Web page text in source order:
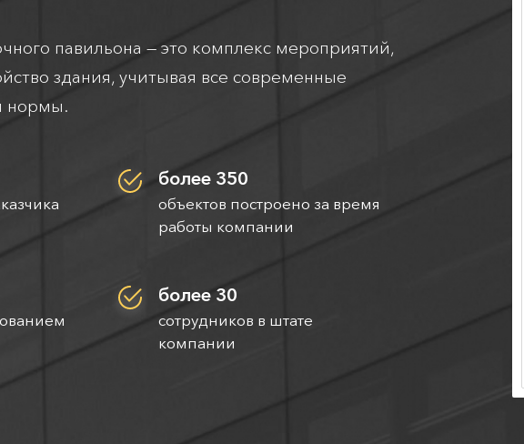
павильона — это комплекс мероприятий,
здания, учитывая все современные
нормы.
более 350
объектов построено за время
работы компании
более 30
сотрудников в штате
компании